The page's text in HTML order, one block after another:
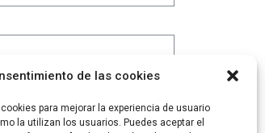
de las cookies
para mejorar la experiencia de usuario
la utilizan los usuarios. Puedes aceptar el